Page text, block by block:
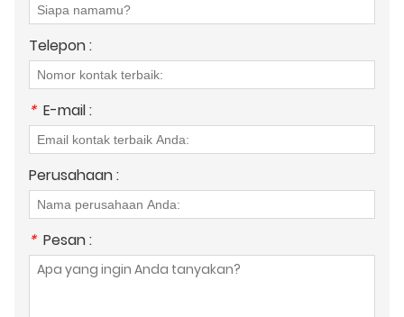
Telepon :
* E-mail :
Perusahaan :
* Pesan :